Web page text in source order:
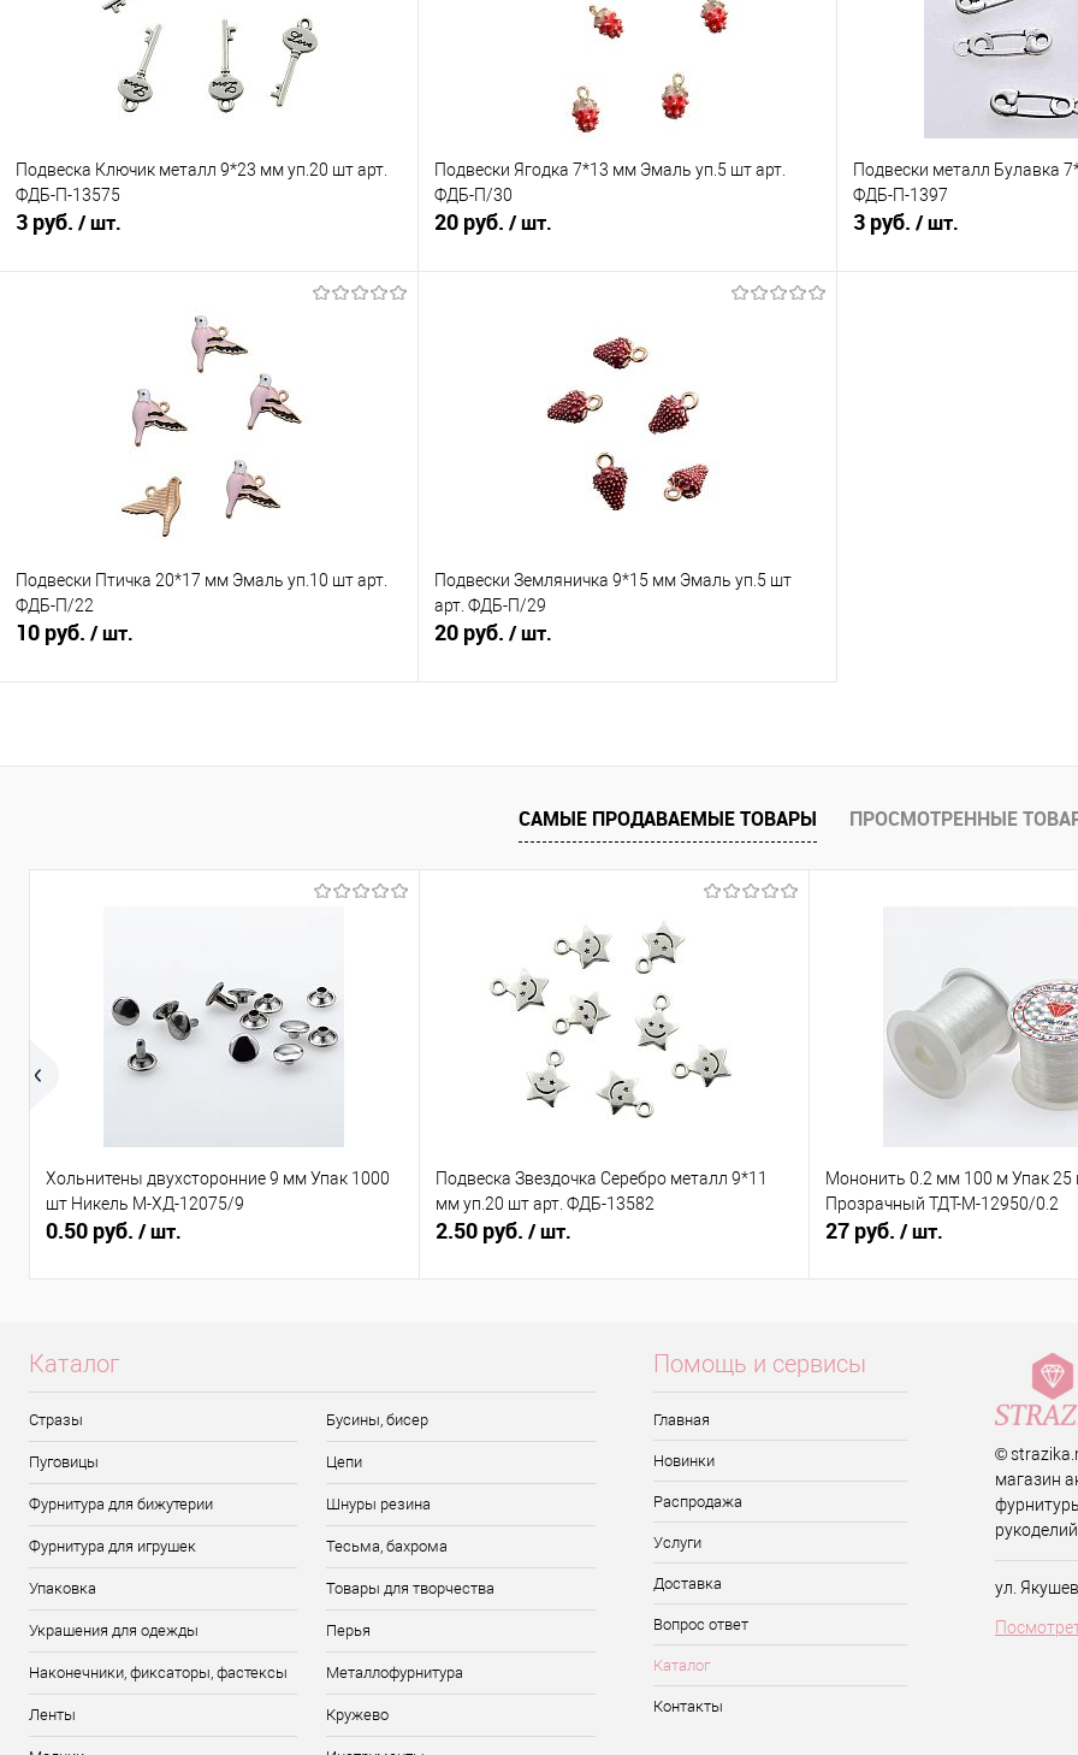
В избранное
Под заказ Под заказ
В избранное
Подвеска Ключик металл 9*23 мм уп.20 шт арт.
ФДБ-П-13575
3 руб. / шт.
В корзину
Под заказ
Подвески Ягодка 7*13 мм Эмаль уп.5 шт арт.
ФДБ-П/30
20 руб. / шт.
Под заказ
Подвески металл Булавка
ФДБ-П-1397
3 руб. / шт.
Подвески Птичка 20*17 мм Эмаль уп.10 шт арт.
ФДБ-П/22
10 руб. / шт.
Цвет
Подвески Земляничка 9*15 мм Эмаль уп.5 шт
арт. ФДБ-П/29
20 руб. / шт.
САМЫЕ ПРОДАВАЕМЫЕ ТОВАРЫ ПРОСМОТРЕННЫЕ
Хольнитены двухсторонние 9 мм Упак 1000
шт Никель М-ХД-12075/9
0.50 руб. / шт.
Подвеска Звездочка Серебро металл 9*11
мм уп.20 шт арт. ФДБ-13582
2.50 руб. / шт.
Мононить 0.2 мм 100 м Упак 25
Прозрачный ТДТ-М-12950/0.2
27 руб. / шт.
Каталог
Стразы Бусины, бисер
Пуговицы Цепи
Фурнитура для бижутерии Шнуры резина
Фурнитура для игрушек Тесьма, бахрома
Упаковка Товары для творчества
Украшения для одежды Перья
Наконечники, фиксаторы, фастексы Металлофурнитура
Ленты Кружево
Помощь и сервисы
Главная
Новинки
Распродажа
Услуги
Доставка
Вопрос ответ
Каталог
Контакты
©
магазин
ул.